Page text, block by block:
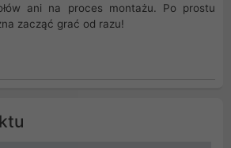
ani na proces montażu. Po prostu
zacząć grać od razu!